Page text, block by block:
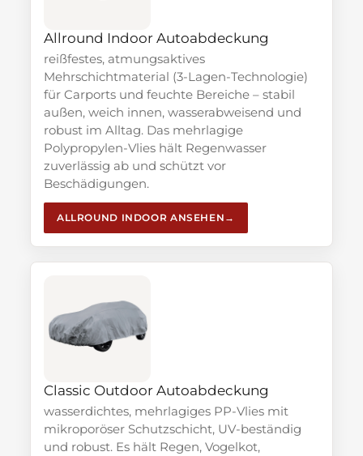
Allround Indoor Autoabdeckung
reißfestes, atmungsaktives
Mehrschichtmaterial (3-Lagen-Technologie)
für Carports und feuchte Bereiche – stabil
außen, weich innen, wasserabweisend und
robust im Alltag. Das mehrlagige
Polypropylen-Vlies hält Regenwasser
zuverlässig ab und schützt vor
Beschädigungen.
ALLROUND INDOOR ANSEHEN
Classic Outdoor Autoabdeckung
wasserdichtes, mehrlagiges PP-Vlies mit
mikroporöser Schutzschicht, UV-beständig
und robust. Es hält Regen, Vogelkot,